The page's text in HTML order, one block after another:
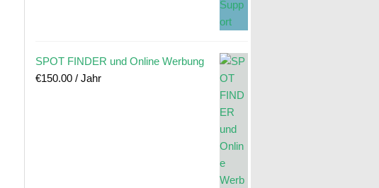
SPOT FINDER und Online Werbung
€150.00 / Jahr